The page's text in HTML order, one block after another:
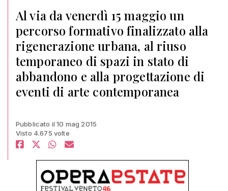
Al via da venerdì 15 maggio un
percorso formativo finalizzato alla
rigenerazione urbana, al riuso
temporaneo di spazi in stato di
abbandono e alla progettazione di
eventi di arte contemporanea
Pubblicato il 10 mag 2015
Visto 4.675 volte